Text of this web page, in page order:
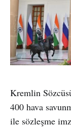
Kremlin
400 hava
ile sözleşme